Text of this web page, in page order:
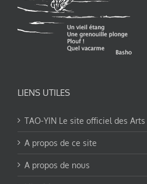
LIENS UTILES
TAO-YIN Le site officiel des
A propos de ce site
A propos de nous